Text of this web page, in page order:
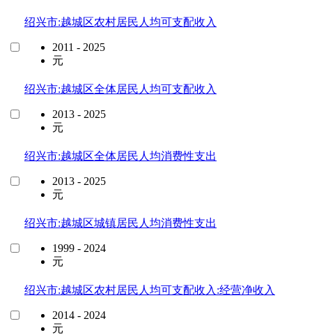
绍兴市:越城区农村居民人均可支配收入
2011 - 2025
元
绍兴市:越城区全体居民人均可支配收入
2013 - 2025
元
绍兴市:越城区全体居民人均消费性支出
2013 - 2025
元
绍兴市:越城区城镇居民人均消费性支出
1999 - 2024
元
绍兴市:越城区农村居民人均可支配收入:经营净收入
2014 - 2024
元